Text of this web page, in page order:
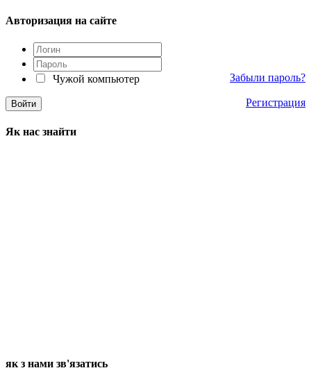
Авторизация на сайте
Чужой компьютер Забыли пароль?
Регистрация
Як нас знайти
як з нами зв'язатись